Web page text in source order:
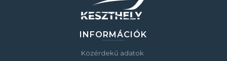
INFORMÁCIÓK
Közérdekű adatok